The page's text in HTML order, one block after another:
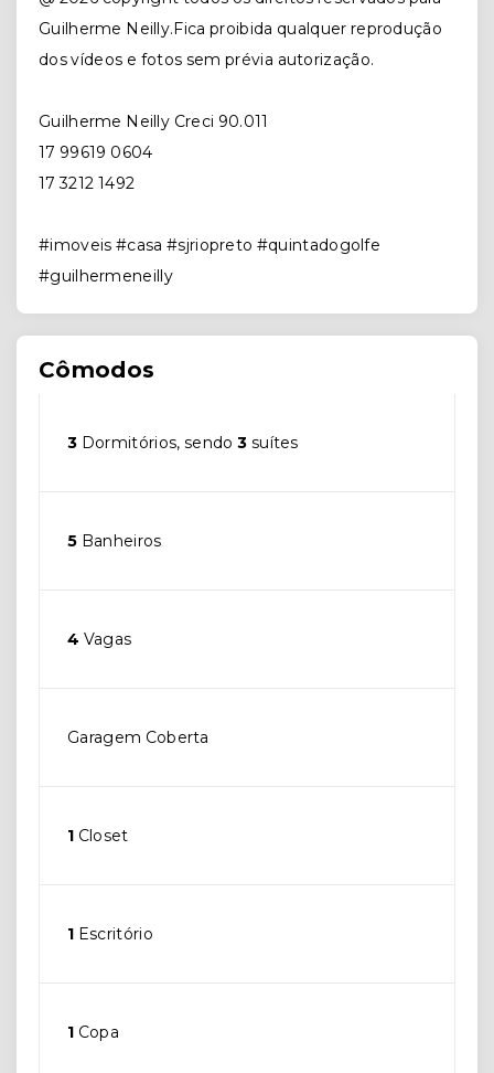
Guilherme Neilly.Fica proibida qualquer reprodução
dos vídeos e fotos sem prévia autorização.
Guilherme Neilly Creci 90.011
17 99619 0604
17 3212 1492
#imoveis #casa #sjriopreto #quintadogolfe
#guilhermeneilly
Cômodos
3 Dormitórios, sendo3 suítes
5 Banheiros
4 Vagas
Garagem Coberta
1 Closet
1 Escritório
1 Copa